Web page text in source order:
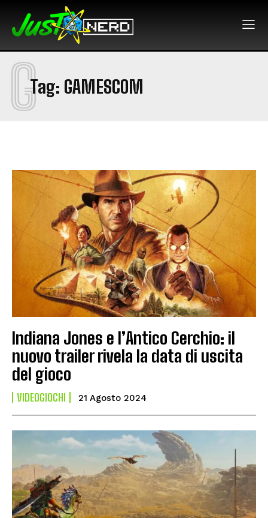
Tag: GAMESCOM
G
Indiana Jones e l’Antico Cerchio: il
nuovo trailer rivela la data di uscita
del gioco
VIDEOGIOCHI 21 Agosto 2024